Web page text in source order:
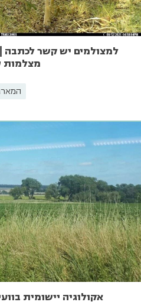
למצולמים יש קשר לכתבה |
מצלמות
אקולוגיה יישומית